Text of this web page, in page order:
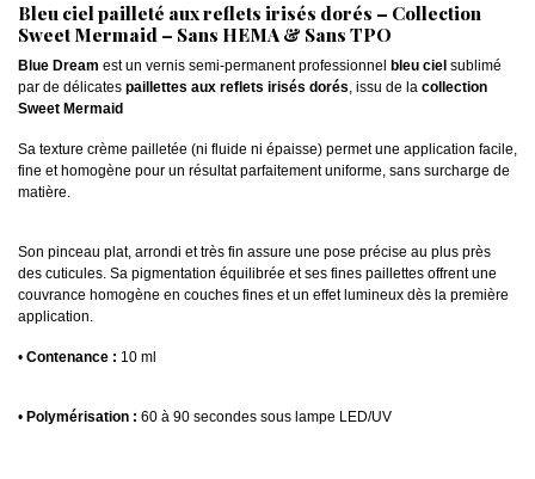
Bleu ciel pailleté aux reflets irisés dorés – Collection
Sweet Mermaid – Sans HEMA & Sans TPO
Blue Dream est un vernis semi-permanent professionnel bleu ciel sublimé
par de délicates paillettes aux reflets irisés dorés, issu de la collection
Sweet Mermaid
Sa texture crème pailletée (ni fluide ni épaisse) permet une application facile,
fine et homogène pour un résultat parfaitement uniforme, sans surcharge de
matière.
Son pinceau plat, arrondi et très fin assure une pose précise au plus près
des cuticules. Sa pigmentation équilibrée et ses fines paillettes offrent une
couvrance homogène en couches fines et un effet lumineux dès la première
application.
• Contenance : 10 ml
• Polymérisation : 60 à 90 secondes sous lampe LED/UV